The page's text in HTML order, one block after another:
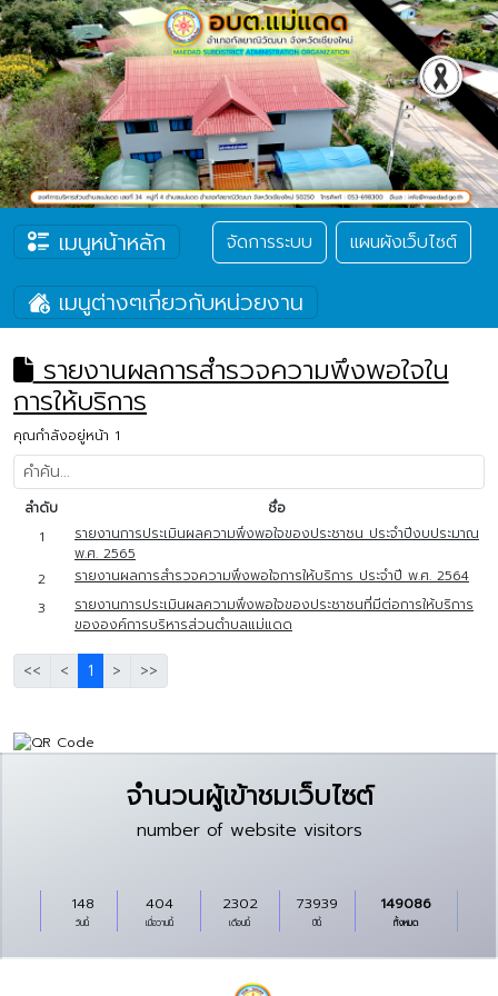
เมนูหน้าหลัก จัดการระบบ แผนผังเว็บไซต์
เมนูต่างๆเกี่ยวกับหน่วยงาน
รายงานผลการสำรวจความพึงพอใจใน
การให้บริการ
คุณกำลังอยู่หน้า 1
ลำดับ
ชื่อ
1
รายงานการประเมินผลความพึงพอใจของประชาชน ประจำปีงบประมาณ
พ.ศ. 2565
2
รายงานผลการสำรวจความพึงพอใจการให้บริการ ประจำปี พ.ศ. 2564
3
รายงานการประเมินผลความพึงพอใจของประชาชนที่มีต่อการให้บริการ
ขององค์การบริหารส่วนตำบลแม่แดด
<< < 1 > >>
จำนวนผู้เข้าชมเว็บไซต์
number of website visitors
วันนี้
148
เมื่อวานนี้
404
เดือนนี้
2302
ปีนี้
73939
ทั้งหมด
149086